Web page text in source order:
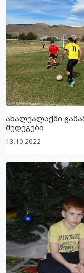
ახალქალაქში
შედეგები
13.10.2022